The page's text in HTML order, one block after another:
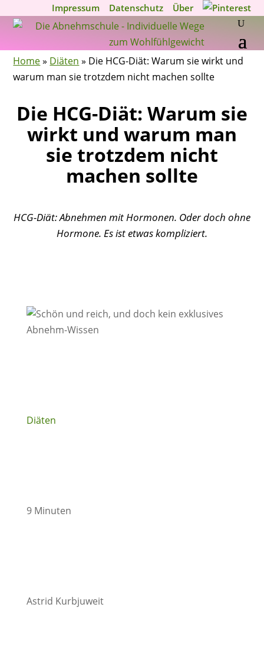
Impressum Datenschutz Über
Home» Diäten » Die HCG-Diät: Warum sie wirkt und
warum man sie trotzdem nicht machen sollte
Die HCG-Diät: Warum sie
wirkt und warum man
sie trotzdem nicht
machen sollte
HCG-Diät: Abnehmen mit Hormonen. Oder doch ohne
Hormone. Es ist etwas kompliziert.
Diäten
9 Minuten
Astrid Kurbjuweit